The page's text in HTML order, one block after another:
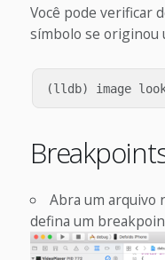
Você pode verificar
símbolo se originou
Abra um arquivo
defina um